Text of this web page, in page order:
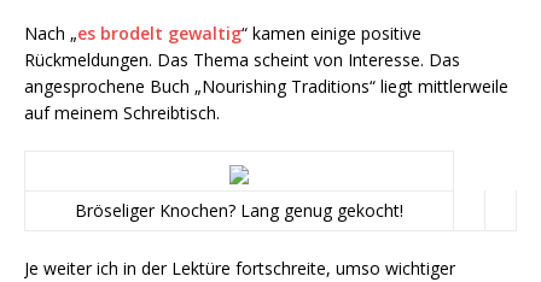
Nach „es brodelt gewaltig“ kamen einige positive
Rückmeldungen. Das Thema scheint von Interesse. Das
angesprochene Buch „Nourishing Traditions“ liegt mittlerweile
auf meinem Schreibtisch.
Bröseliger Knochen? Lang genug gekocht!
Je weiter ich in der Lektüre fortschreite, umso wichtiger